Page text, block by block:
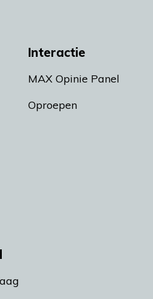
Interactie
MAX Opinie Panel
Oproepen